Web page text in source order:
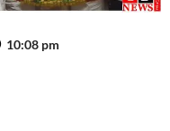
10:08 pm